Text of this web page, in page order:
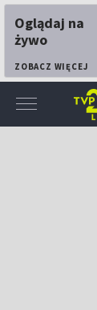
Oglądaj na
żywo
ZOBACZ WIĘCEJ